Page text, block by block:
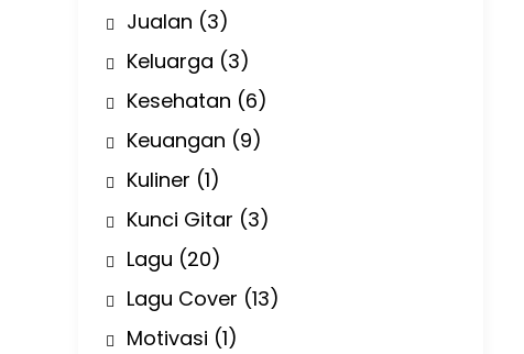
Jualan (3)
Keluarga (3)
Kesehatan (6)
Keuangan (9)
Kuliner (1)
Kunci Gitar (3)
Lagu (20)
Lagu Cover (13)
Motivasi (1)